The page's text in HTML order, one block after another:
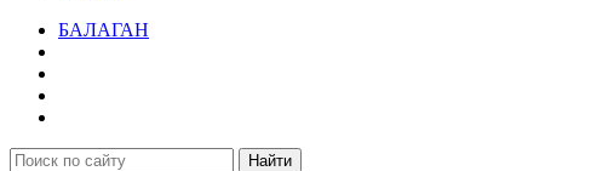
БАЛАГАН
Найти